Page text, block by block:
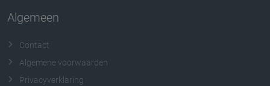
Algemeen
Contact
Algemene voorwaarden
Privacyverklaring